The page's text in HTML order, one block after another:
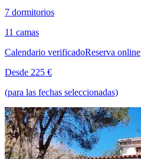
7 dormitorios
11 camas
Calendario verificadoReserva online
Desde 225 €
(para las fechas seleccionadas)